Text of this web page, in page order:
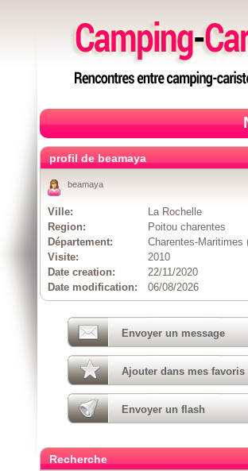
profil de beamaya
beamaya
Ville:
La Rochelle
Region:
Poitou charentes
Département:
Charentes-Maritimes
Visite:
2010
Date creation:
22/11/2020
Date modification:
06/08/2026
Envoyer un message
Ajouter dans mes favoris
Envoyer un flash
Recherche